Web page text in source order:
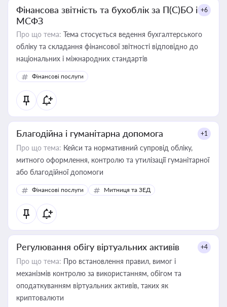
Фінансова звітність та бухоблік за П(С)БО і
МСФЗ
+6
Про що тема: Тема стосується ведення бухгалтерського
обліку та складання фінансової звітності відповідно до
національних і міжнародних стандартів
Фінансові послуги
Благодійна і гуманітарна допомога +1
Про що тема: Кейси та нормативний супровід обліку,
митного оформлення, контролю та утилізації гуманітарної
або благодійної допомоги
Фінансові послуги Митниця та ЗЕД
Регулювання обігу віртуальних активів +4
Про що тема: Про встановлення правил, вимог і
механізмів контролю за використанням, обігом та
оподаткуванням віртуальних активів, таких як
криптовалюти